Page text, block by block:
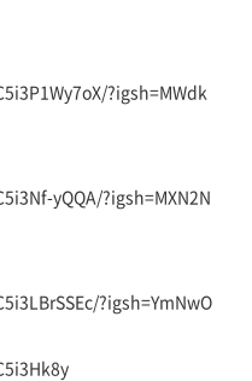
?igsh=MWdk
yQQA/?igsh=MXN2N
?igsh=YmNwO